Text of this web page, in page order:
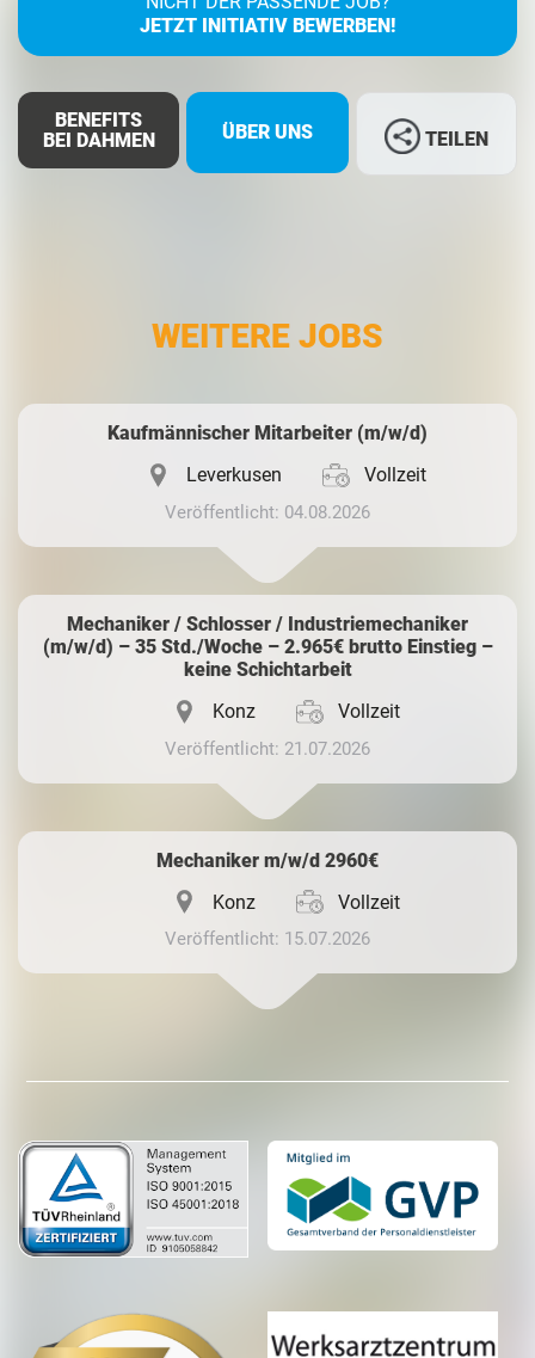
JETZT INITIATIV BEWERBEN!
BENEFITS
BEI DAHMEN
ÜBER UNS TEILEN
WEITERE JOBS
Kaufmännischer Mitarbeiter (m/w/d)
Leverkusen
Vollzeit
Veröffentlicht: 04.08.2026
Mechaniker / Schlosser / Industriemechaniker
(m/w/d) – 35 Std./Woche – 2.965€ brutto Einstieg –
keine Schichtarbeit
Konz
Vollzeit
Veröffentlicht: 21.07.2026
Mechaniker m/w/d 2960€
Konz
Vollzeit
Veröffentlicht: 15.07.2026